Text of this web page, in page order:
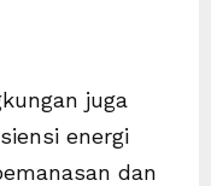
juga
energi
dan